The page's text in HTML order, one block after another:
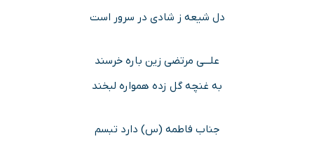
دل شیعه ز شادی در سرور است
علـــی مرتضی زین باره خرسند
به غنچه گل زده همواره لبخند
جناب فاطمه (س) دارد تبسم